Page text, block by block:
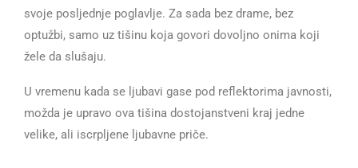
svoje posljednje poglavlje. Za sada bez drame, bez
optužbi, samo uz tišinu koja govori dovoljno onima koji
žele da slušaju.
U vremenu kada se ljubavi gase pod reflektorima javnosti,
možda je upravo ova tišina dostojanstveni kraj jedne
velike, ali iscrpljene ljubavne priče.